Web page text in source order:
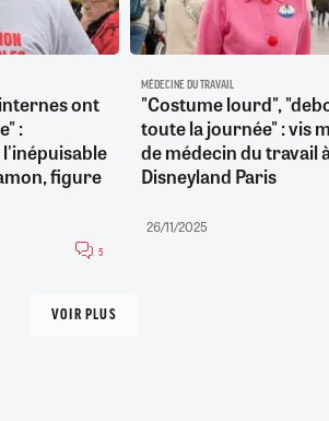
ont
:
figure
5
MÉDECINE DU TRAVAIL
"Costume lourd",
toute la journée" : vis
de médecin du travail
Disneyland Paris
26/11/2025
VOIR PLUS